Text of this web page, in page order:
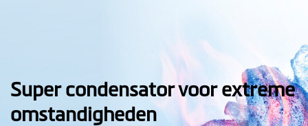
Super condensator voor extreme
omstandigheden